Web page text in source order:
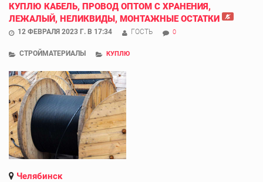
КУПЛЮ КАБЕЛЬ, ПРОВОД ОПТОМ С ХРАНЕНИЯ,
ЛЕЖАЛЫЙ, НЕЛИКВИДЫ, МОНТАЖНЫЕ ОСТАТКИ
12 ФЕВРАЛЯ 2023 Г. В 17:34 ГОСТЬ 0
СТРОЙМАТЕРИАЛЫ КУПЛЮ
Челябинск